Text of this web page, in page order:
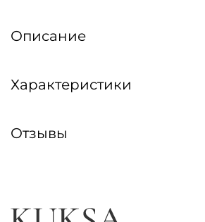
Описание
Характеристики
Отзывы